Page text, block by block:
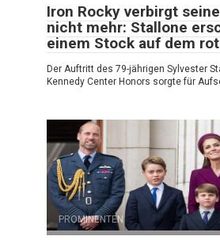
Iron Rocky verbirgt
nicht mehr: Stallone
einem Stock auf dem
Der Auftritt des 79-jährigen Sylvester
Kennedy Center Honors sorgte für
PROMINENTEN